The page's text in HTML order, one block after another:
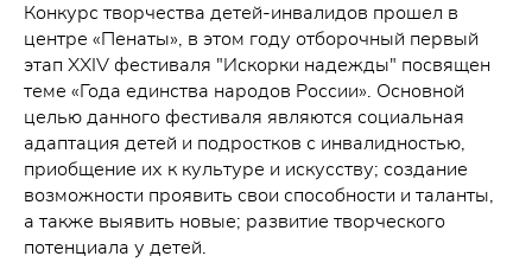
Конкурс творчества детей-инвалидов прошел в
центре «Пенаты», в этом году отборочный первый
этап XXIV фестиваля "Искорки надежды" посвящен
теме «Года единства народов России». Основной
целью данного фестиваля являются социальная
адаптация детей и подростков с инвалидностью,
приобщение их к культуре и искусству; создание
возможности проявить свои способности и таланты,
а также выявить новые; развитие творческого
потенциала у детей.